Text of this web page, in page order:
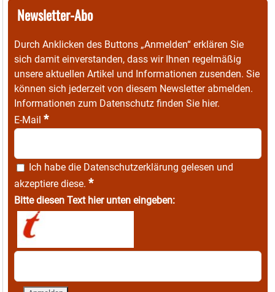
Newsletter-Abo
Durch Anklicken des Buttons „Anmelden“ erklären Sie
sich damit einverstanden, dass wir Ihnen regelmäßig
unsere aktuellen Artikel und Informationen zusenden. Sie
können sich jederzeit von diesem Newsletter abmelden.
Informationen zum Datenschutz finden Sie hier.
E-Mail *
Ich habe die Datenschutzerklärung gelesen und
akzeptiere diese. *
Bitte diesen Text hier unten eingeben: